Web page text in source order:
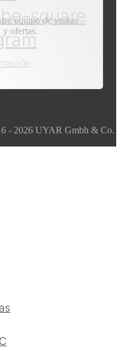
square
equipo de ventas
y ofertas.
- 2026 UYAR Gmbh & Co.